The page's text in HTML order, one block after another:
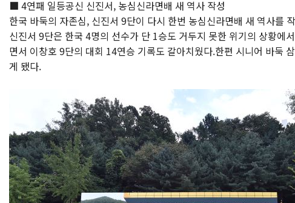
■ 4연패 일등공신 신진서, 농심신라면배 새 역사 작성
한국 바둑의 자존심, 신진서 9단이 다시 한번 농심신라면배 새 역사를
신진서 9단은 한국 4명의 선수가 단 1승도 거두지 못한 위기의 상황에
면서 이창호 9단의 대회 14연승 기록도 갈아치웠다.한편 시니어 바둑
게 됐다.